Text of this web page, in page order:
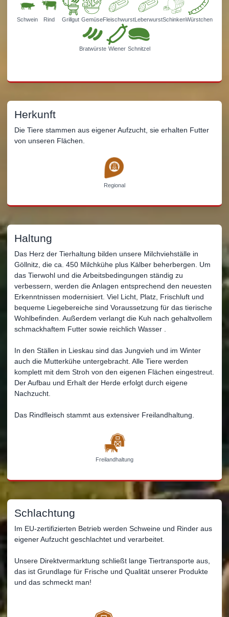
Schwein Rind Grillgut GemüseFleischwurstLeberwurstSchinkenWürstchen
Bratwürste Wiener Schnitzel
Herkunft
Die Tiere stammen aus eigener Aufzucht, sie erhalten Futter
von unseren Flächen.
Regional
Haltung
Das Herz der Tierhaltung bilden unsere Milchviehställe in
Göllnitz, die ca. 450 Milchkühe plus Kälber beherbergen. Um
das Tierwohl und die Arbeitsbedingungen ständig zu
verbessern, werden die Anlagen entsprechend den neuesten
Erkenntnissen modernisiert. Viel Licht, Platz, Frischluft und
bequeme Liegebereiche sind Voraussetzung für das tierische
Wohlbefinden. Außerdem verlangt die Kuh nach gehaltvollem
schmackhaftem Futter sowie reichlich Wasser .
In den Ställen in Lieskau sind das Jungvieh und im Winter
auch die Mutterkühe untergebracht. Alle Tiere werden
komplett mit dem Stroh von den eigenen Flächen eingestreut.
Der Aufbau und Erhalt der Herde erfolgt durch eigene
Nachzucht.
Das Rindfleisch stammt aus extensiver Freilandhaltung.
Freilandhaltung
Schlachtung
Im EU-zertifizierten Betrieb werden Schweine und Rinder aus
eigener Aufzucht geschlachtet und verarbeitet.
Unsere Direktvermarktung schließt lange Tiertransporte aus,
das ist Grundlage für Frische und Qualität unserer Produkte
und das schmeckt man!